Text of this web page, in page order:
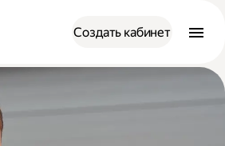
Создать кабинет